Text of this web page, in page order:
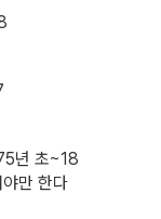
년 초~18
만 한다